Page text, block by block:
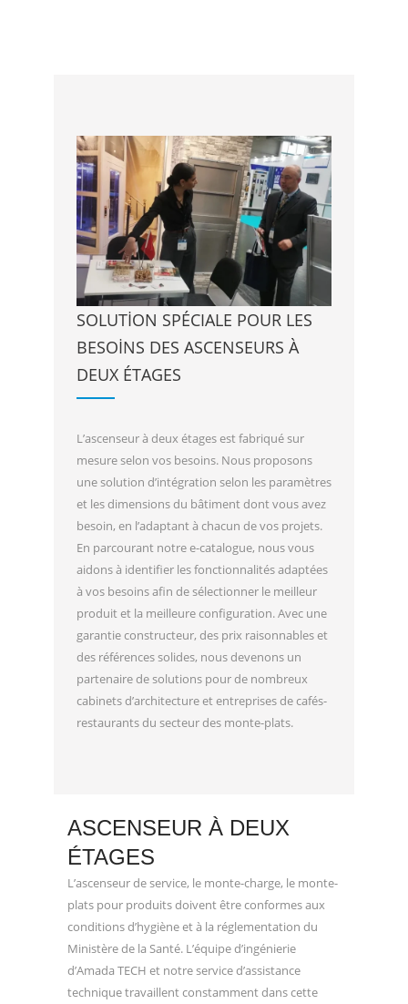
SOLUTION SPÉCIALE POUR LES
BESOINS DES ASCENSEURS À
DEUX ÉTAGES
L’ascenseur à deux étages est fabriqué sur
mesure selon vos besoins. Nous proposons
une solution d’intégration selon les paramètres
et les dimensions du bâtiment dont vous avez
besoin, en l’adaptant à chacun de vos projets.
En parcourant notre e-catalogue, nous vous
aidons à identifier les fonctionnalités adaptées
à vos besoins afin de sélectionner le meilleur
produit et la meilleure configuration. Avec une
garantie constructeur, des prix raisonnables et
des références solides, nous devenons un
partenaire de solutions pour de nombreux
cabinets d’architecture et entreprises de cafés-
restaurants du secteur des monte-plats.
ASCENSEUR À DEUX
ÉTAGES
L’ascenseur de service, le monte-charge, le monte-
plats pour produits doivent être conformes aux
conditions d’hygiène et à la réglementation du
Ministère de la Santé. L’équipe d’ingénierie
d’Amada TECH et notre service d’assistance
technique travaillent constamment dans cette